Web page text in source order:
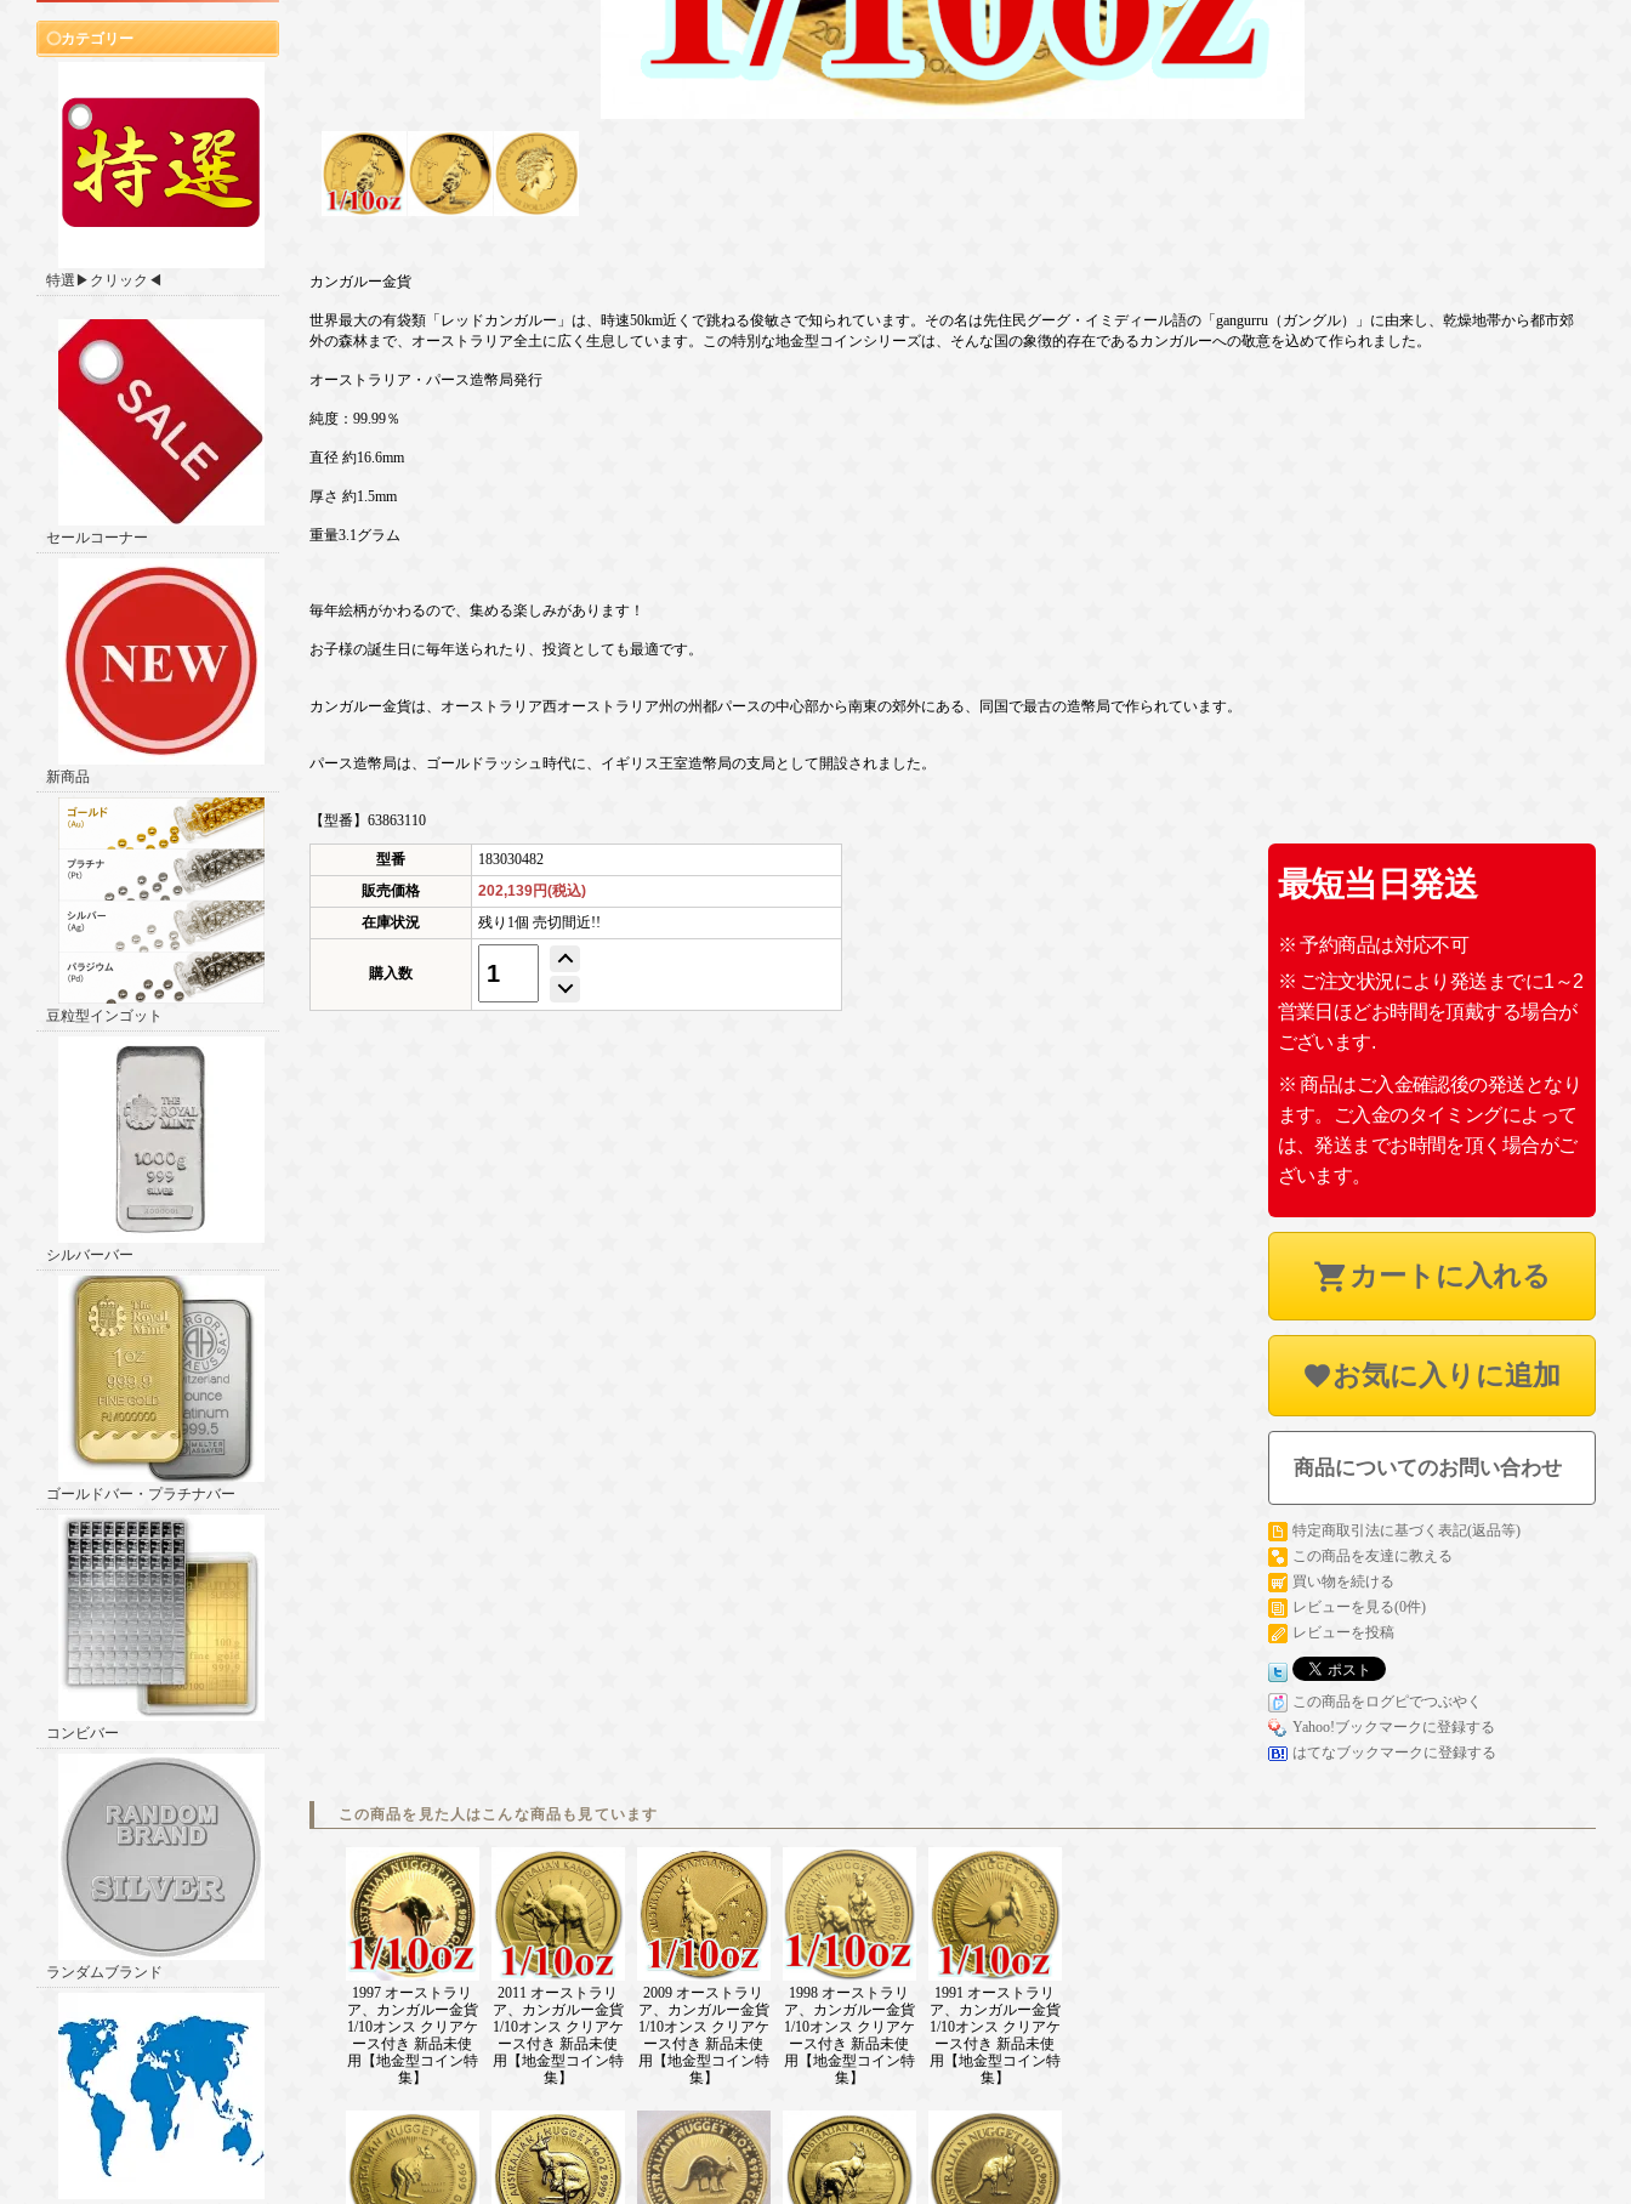
カテゴリー
特選▶クリック◀
セールコーナー
新商品
豆粒型インゴット
シルバーバー
ゴールドバー・プラチナバー
コンビバー
ランダムブランド
カンガルー金貨
世界最大の有袋類「レッドカンガルー」は、時速50km近くで跳ねる俊敏さで知られています。その名は先住民グーグ・イミディール語の「gangurru（ガングル）」に由来し、乾燥地帯から都市郊
外の森林まで、オーストラリア全土に広く生息しています。この特別な地金型コインシリーズは、そんな国の象徴的存在であるカンガルーへの敬意を込めて作られました。
オーストラリア・パース造幣局発行
純度：99.99％
直径 約16.6mm
厚さ 約1.5mm
重量3.1グラム
毎年絵柄がかわるので、集める楽しみがあります！
お子様の誕生日に毎年送られたり、投資としても最適です。
カンガルー金貨は、オーストラリア西オーストラリア州の州都パースの中心部から南東の郊外にある、同国で最古の造幣局で作られています。
パース造幣局は、ゴールドラッシュ時代に、イギリス王室造幣局の支局として開設されました。
【型番】63863110
型番
183030482
販売価格
202,139円(税込)
在庫状況
残り1個 売切間近!!
購入数
最短当日発送
※ 予約商品は対応不可
※ ご注文状況により発送までに1～2
営業日ほどお時間を頂戴する場合が
ございます.
※ 商品はご入金確認後の発送となり
ます。ご入金のタイミングによって
は、発送までお時間を頂く場合がご
ざいます。
カートに入れる
お気に入りに追加
商品についてのお問い合わせ
特定商取引法に基づく表記(返品等)
この商品を友達に教える
買い物を続ける
レビューを見る(0件)
レビューを投稿
この商品をログピでつぶやく
Yahoo!ブックマークに登録する
はてなブックマークに登録する
この商品を見た人はこんな商品も見ています
1997 オーストラリ
ア、カンガルー金貨
1/10オンス クリアケ
ース付き 新品未使
用【地金型コイン特
集】
2011 オーストラリ
ア、カンガルー金貨
1/10オンス クリアケ
ース付き 新品未使
用【地金型コイン特
集】
2009 オーストラリ
ア、カンガルー金貨
1/10オンス クリアケ
ース付き 新品未使
用【地金型コイン特
集】
1998 オーストラリ
ア、カンガルー金貨
1/10オンス クリアケ
ース付き 新品未使
用【地金型コイン特
集】
1991 オーストラリ
ア、カンガルー金貨
1/10オンス クリアケ
ース付き 新品未使
用【地金型コイン特
集】